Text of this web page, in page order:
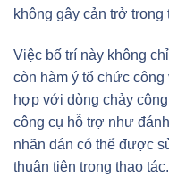
không gây cản trở trong
Việc bố trí này không
còn hàm ý tổ chức
hợp với dòng chảy
công cụ hỗ trợ như
nhãn dán có thể được
thuận tiện trong thao tác.